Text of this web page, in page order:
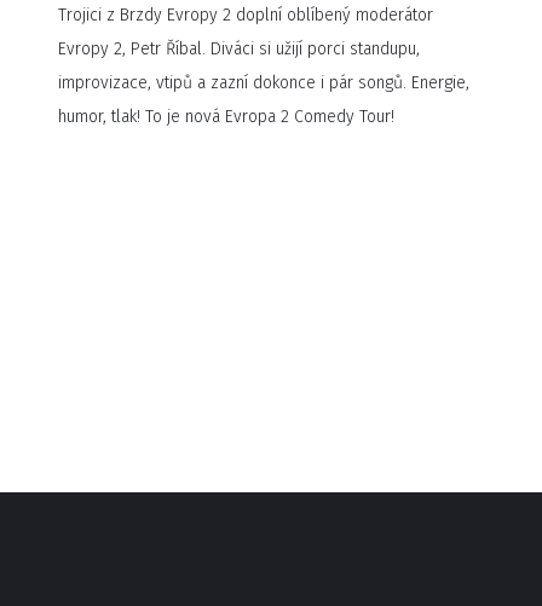
Trojici z Brzdy Evropy 2 doplní oblíbený moderátor
Evropy 2, Petr Říbal. Diváci si užijí porci standupu,
improvizace, vtipů a zazní dokonce i pár songů. Energie,
humor, tlak! To je nová Evropa 2 Comedy Tour!